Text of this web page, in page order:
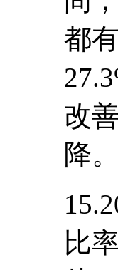
都
改
降。
比